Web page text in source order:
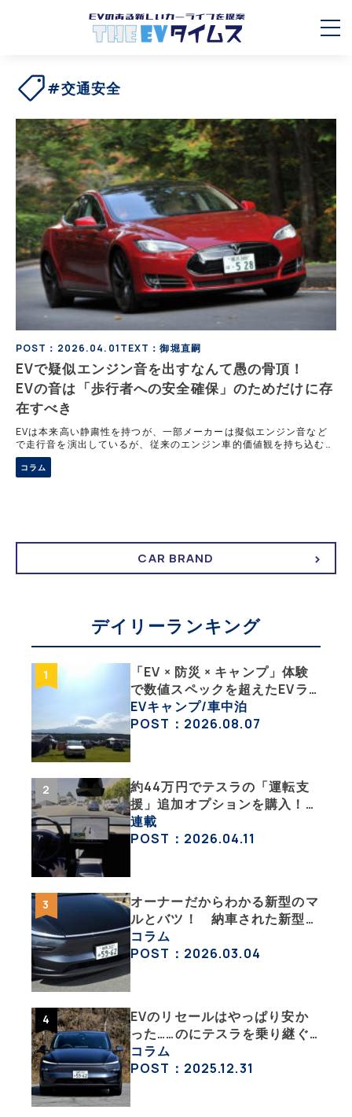
#交通安全
POST：2026.04.01TEXT：御堀直嗣
EVで疑似エンジン音を出すなんて愚の骨頂！
EVの音は「歩行者への安全確保」のためだけに存
在すべき
EVは本来高い静粛性を持つが、一部メーカーは擬似エンジン音など
で走行音を演出しているが、従来のエンジン車的価値観を持ち込む必
要性には疑問が残る。一方で車両接近警報装置は歩行者、とくに視覚
障害者の安全確保に不可欠であり、その役割は極めて重要だ。音の演
出と安全装置は本質的に異なるものであり、混同すべきではない。
コラム
CAR BRAND
デイリーランキング
「EV × 防災 × キャンプ」体験
で数値スペックを超えたEVラ
イフの豊かさを実感【 EV
SUMMER CAMP 2026 】
EVキャンプ/車中泊
POST：2026.08.07
約44万円でテスラの「運転支
援」追加オプションを購入！
果たして価格以上の効果はあっ
たのか？【テスラ沼にはまった
連載
POST：2026.04.11
オーナーだからわかる新型のマ
ルとバツ！ 納車された新型を
旧型モデルＹと細部まで比べて
みた【テスラ沼にはまった大学
コラム
POST：2026.03.04
EVのリセールはやっぱり安か
った……のにテスラを乗り継ぐ
ってどういうこと？ 【テスラ
沼にはまった大学教授のEV生
コラム
POST：2025.12.31